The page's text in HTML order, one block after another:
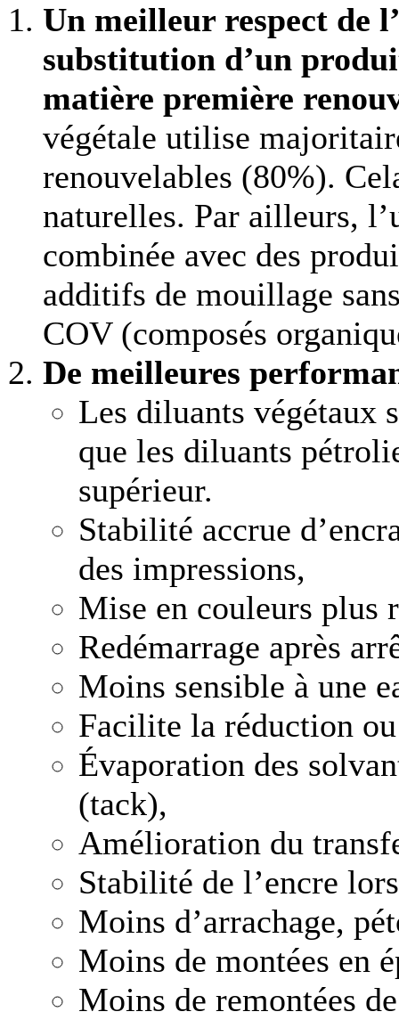
Un meilleur respect de
substitution d’un
matière première
végétale utilise
renouvelables (80%).
naturelles. Par ailleurs,
combinée avec des
additifs de mouillage
COV (composés
De meilleures
Les diluants végétaux
que les diluants
supérieur.
Stabilité accrue
des impressions,
Mise en couleurs plus
Redémarrage après
Moins sensible à une
Facilite la réduction
Évaporation des
(tack),
Amélioration du
Stabilité de l’encre
Moins d’arrachage,
Moins de montées en
Moins de remontées